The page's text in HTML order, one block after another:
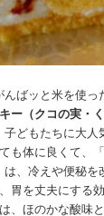
んばッと米を使っ
ー（クコの実・
子どもたちに大
も体に良くて、
は、冷えや便秘を
胃を丈夫にする
、ほのかな酸味と